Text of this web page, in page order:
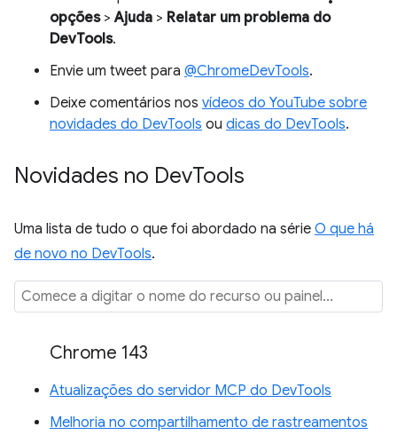
opções>Ajuda > Relatar um problema do
DevTools.
Envie um tweet para @ChromeDevTools.
Deixe comentários nos vídeos do YouTube sobre
novidades do DevTools ou dicas do DevTools.
Novidades no DevTools
Uma lista de tudo o que foi abordado na série O que há
de novo no DevTools.
Chrome 143
Atualizações do servidor MCP do DevTools
Melhoria no compartilhamento de rastreamentos